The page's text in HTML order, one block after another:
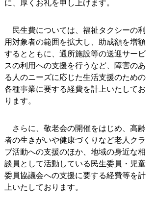
に、厚くお礼を申し上げます。
民生費については、福祉タクシーの利
用対象者の範囲を拡大し、助成額を増額
するとともに、通所施設等の送迎サービ
スの利用への支援を行うなど、障害のあ
る人のニーズに応じた生活支援のための
各種事業に要する経費を計上いたしてお
ります。
さらに、敬老会の開催をはじめ、高齢
者の生きがいや健康づくりなど老人クラ
ブ活動への支援のほか、地域の身近な相
談員として活動している民生委員・児童
委員協議会への支援に要する経費等を計
上いたしております。